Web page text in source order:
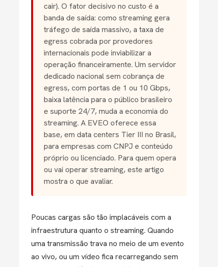
cair). O fator decisivo no custo é a
banda de saída: como streaming gera
tráfego de saída massivo, a taxa de
egress cobrada por provedores
internacionais pode inviabilizar a
operação financeiramente. Um servidor
dedicado nacional sem cobrança de
egress, com portas de 1 ou 10 Gbps,
baixa latência para o público brasileiro
e suporte 24/7, muda a economia do
streaming. A EVEO oferece essa
base, em data centers Tier III no Brasil,
para empresas com CNPJ e conteúdo
próprio ou licenciado. Para quem opera
ou vai operar streaming, este artigo
mostra o que avaliar.
Poucas cargas são tão implacáveis com a
infraestrutura quanto o streaming. Quando
uma transmissão trava no meio de um evento
ao vivo, ou um vídeo fica recarregando sem